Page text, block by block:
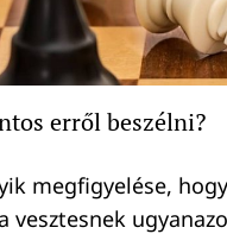
erről beszélni?
megfigyelése,
vesztesnek